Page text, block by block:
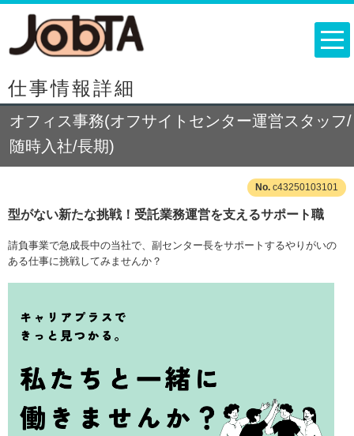
仕事情報詳細
オフィス事務(オフサイトセンター運営スタッフ/
随時入社/長期)
c43250103101
型がない新たな挑戦！受託業務運営を支えるサポート職
請負事業で急成長中の当社で、副センター長をサポートするやりがいの
ある仕事に挑戦してみませんか？